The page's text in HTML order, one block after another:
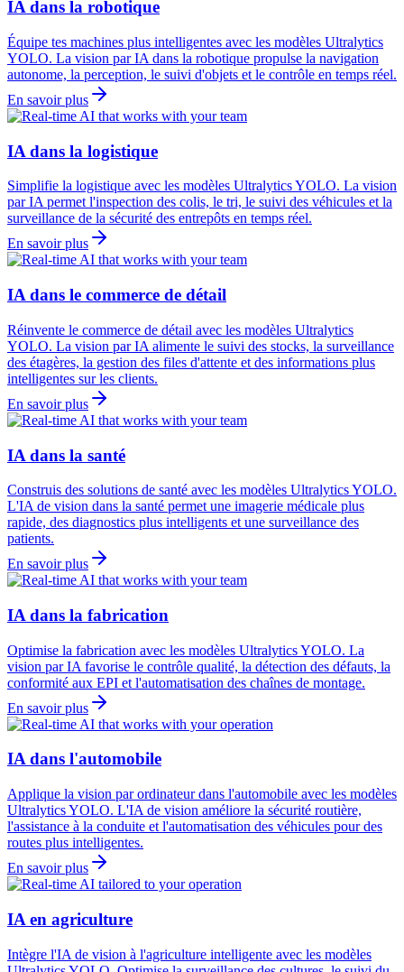
IA dans la robotique
Équipe tes machines plus intelligentes avec les modèles Ultralytics
YOLO. La vision par IA dans la robotique propulse la navigation
autonome, la perception, le suivi d'objets et le contrôle en temps réel.
En savoir plus
IA dans la logistique
Simplifie la logistique avec les modèles Ultralytics YOLO. La vision
par IA permet l'inspection des colis, le tri, le suivi des véhicules et la
surveillance de la sécurité des entrepôts en temps réel.
En savoir plus
IA dans le commerce de détail
Réinvente le commerce de détail avec les modèles Ultralytics
YOLO. La vision par IA alimente le suivi des stocks, la surveillance
des étagères, la gestion des files d'attente et des informations plus
intelligentes sur les clients.
En savoir plus
IA dans la santé
Construis des solutions de santé avec les modèles Ultralytics YOLO.
L'IA de vision dans la santé permet une imagerie médicale plus
rapide, des diagnostics plus intelligents et une surveillance des
patients.
En savoir plus
IA dans la fabrication
Optimise la fabrication avec les modèles Ultralytics YOLO. La
vision par IA favorise le contrôle qualité, la détection des défauts, la
conformité aux EPI et l'automatisation des chaînes de montage.
En savoir plus
IA dans l'automobile
Applique la vision par ordinateur dans l'automobile avec les modèles
Ultralytics YOLO. L'IA de vision améliore la sécurité routière,
l'assistance à la conduite et l'automatisation des véhicules pour des
routes plus intelligentes.
En savoir plus
IA en agriculture
Intègre l'IA de vision à l'agriculture intelligente avec les modèles